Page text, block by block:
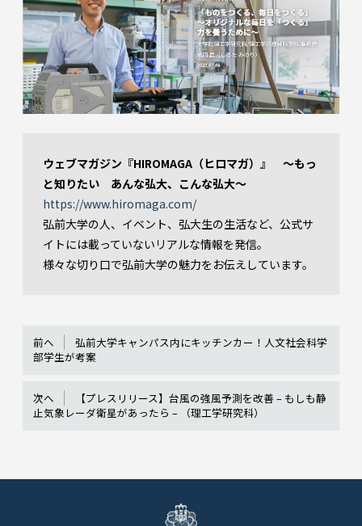
ウェブマガジン『HIROMAGA（ヒロマガ）』 ～もっ
と知りたい あんな弘大、こんな弘大～
https://www.hiromaga.com/
弘前大学の人、イベント、弘大生の生活など、公式サ
イトには載っていないリアルな情報を発信。
様々な切り口で弘前大学の魅力をお伝えしています。
前へ
弘前大学キャンパス内にキッチンカー！人文社会科学
部学生が考案
次へ
【プレスリリース】台風の強風予測を改善 – もしも静
止気象レーダ衛星があったら – （理工学研究科）